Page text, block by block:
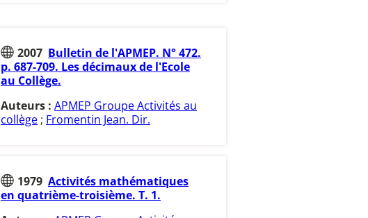
2007 Bulletin de l'APMEP. N° 472.
p. 687-709. Les décimaux de l'Ecole
au Collège.
Auteurs : APMEP Groupe Activités au
collège; Fromentin Jean. Dir.
1979 Activités mathématiques
en quatrième-troisième. T. 1.